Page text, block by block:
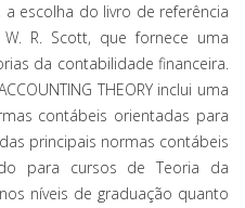
a escolha do livro de referência
R. Scott, que fornece uma
da contabilidade financeira.
THEORY inclui uma
contábeis orientadas para
principais normas contábeis
para cursos de Teoria da
níveis de graduação quanto